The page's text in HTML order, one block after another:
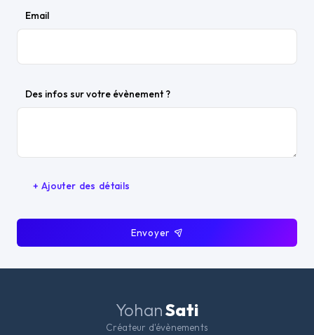
Email
Des infos sur votre évènement ?
+ Ajouter des détails
Envoyer
YohanSati
Créateur d'évènements